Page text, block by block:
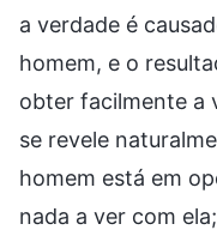
a verdade é
homem, e o
obter facilmente a
se revele
homem está em
nada a ver com